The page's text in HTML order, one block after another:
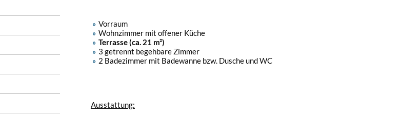
Vorraum
Wohnzimmer mit offener Küche
Terrasse (ca. 21 m²)
3 getrennt begehbare Zimmer
2 Badezimmer mit Badewanne bzw. Dusche und WC
Ausstattung: